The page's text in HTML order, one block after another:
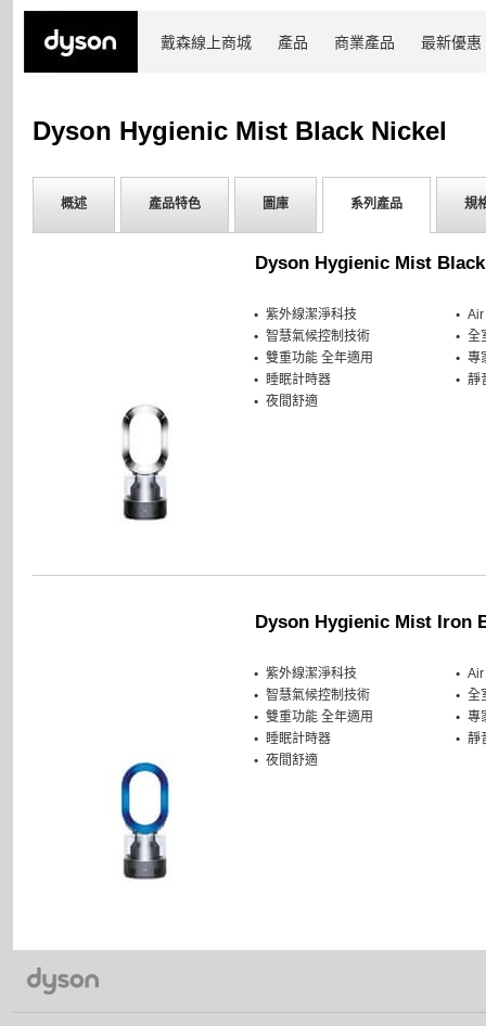
戴森線上商城 產品 商業產品 最新優惠
Dyson Hygienic Mist Black Nickel
概述 產品特色 圖庫 系列產品 規
Dyson Hygienic Mist
紫外線潔淨科技
智慧氣候控制技術
雙重功能 全年適用
睡眠計時器
夜間舒適
全
專
靜
Dyson Hygienic Mist Iron
紫外線潔淨科技
智慧氣候控制技術
雙重功能 全年適用
睡眠計時器
夜間舒適
全
專
靜